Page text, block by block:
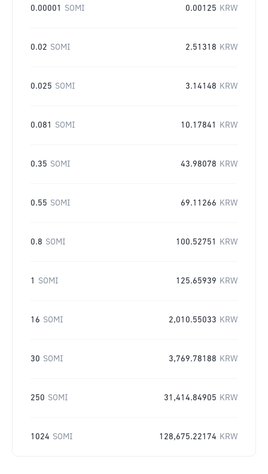
0.00001 SOMI 0.00125 KRW
0.02 SOMI 2.51318 KRW
0.025 SOMI 3.14148 KRW
0.081 SOMI 10.17841 KRW
0.35 SOMI 43.98078 KRW
0.55 SOMI 69.11266 KRW
0.8 SOMI 100.52751 KRW
1 SOMI 125.65939 KRW
16 SOMI 2,010.55033 KRW
30 SOMI 3,769.78188 KRW
250 SOMI 31,414.84905 KRW
1024 SOMI 128,675.22174 KRW